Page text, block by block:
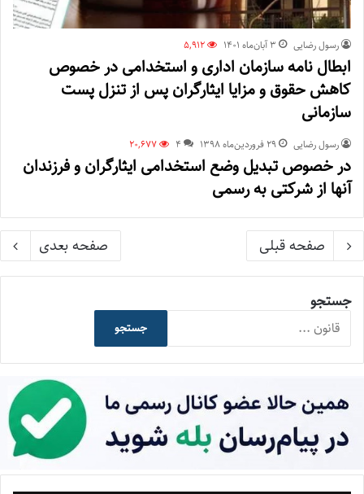
رسول رضایی ۳ آبان‌ماه ۱۴۰۱ 5,912
ابطال نامه سازمان اداری و استخدامی در خصوص
کاهش حقوق و مزایا ایثارگران پس از تنزل پست
سازمانی
رسول رضایی ۲۹ فروردین‌ماه ۱۳۹۸ 4
20,677
در خصوص تبدیل وضع استخدامی ایثارگران و فرزندان
آنها از شرکتی به رسمی
صفحه قبلی صفحه بعدی
جستجو
جستجو